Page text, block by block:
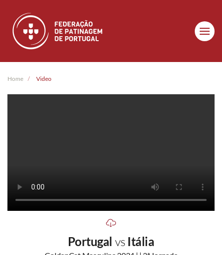
Skip to main content
Home Video
Portugal vs Itália